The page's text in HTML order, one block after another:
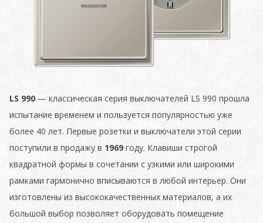
LS 990 — классическая серия выключателей LS 990 прошла
испытание временем и пользуется популярностью уже
более 40 лет. Первые розетки и выключатели этой серии
поступили в продажу в 1969году. Клавиши строгой
квадратной формы в сочетании с узкими или широкими
рамками гармонично вписываются в любой интерьер. Они
изготовлены из высококачественных материалов, а их
большой выбор позволяет оборудовать помещение